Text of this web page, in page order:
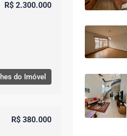
R$ 2.300.000
do Imóvel
R$ 380.000